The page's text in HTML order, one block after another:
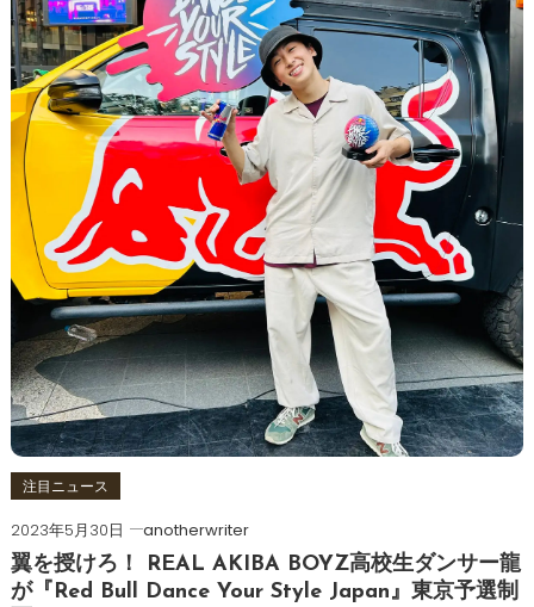
注目ニュース
2023年5月30日
anotherwriter
翼を授けろ！ REAL AKIBA BOYZ高校生ダンサー龍
が『Red Bull Dance Your Style Japan』東京予選制